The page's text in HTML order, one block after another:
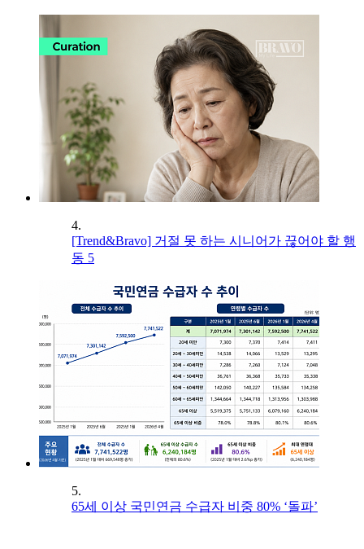
4.
[Trend&Bravo] 거절 못 하는 시니어가 끊어야 할 행
동 5
5.
65세 이상 국민연금 수급자 비중 80% ‘돌파’